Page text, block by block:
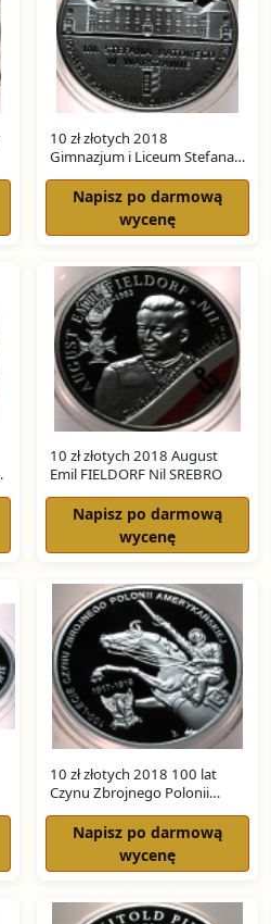
10 zł złotych 2018
Gimnazjum i Liceum Stefana
Batorego SREBRO
Napisz po darmową
wycenę
10 zł złotych 2018 August
Emil FIELDORF Nil SREBRO
Napisz po darmową
wycenę
10 zł złotych 2018 100 lat
Czynu Zbrojnego Polonii
Napisz po darmową
wycenę